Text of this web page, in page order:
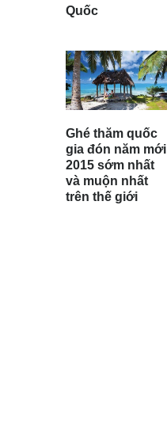
Quốc
Ghé thăm quốc
gia đón năm mới
2015 sớm nhất
và muộn nhất
trên thế giới